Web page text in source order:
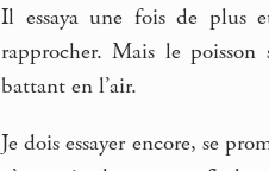
Il essaya une fois de plus
rapprocher. Mais le poisson
battant en l’air.
Je dois essayer encore, se